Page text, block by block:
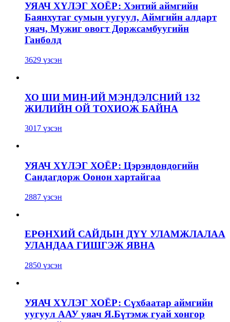
УЯАЧ ХҮЛЭГ ХОЁР: Хэнтий аймгийн
Баянхутаг сумын уугуул, Аймгийн алдарт
уяач, Мужиг овогт Доржсамбуугийн
Ганболд
3629 үзсэн
ХО ШИ МИН-ИЙ МЭНДЭЛСНИЙ 132
ЖИЛИЙН ОЙ ТОХИОЖ БАЙНА
3017 үзсэн
УЯАЧ ХҮЛЭГ ХОЁР: Цэрэндондогийн
Сандагдорж Оонон хартайгаа
2887 үзсэн
ЕРӨНХИЙ САЙДЫН ДҮҮ УЛАМЖЛАЛАА
УЛАНДАА ГИШГЭЖ ЯВНА
2850 үзсэн
УЯАЧ ХҮЛЭГ ХОЁР: Сүхбаатар аймгийн
уугуул ААУ уяач Я.Бүтэмж гуай хонгор